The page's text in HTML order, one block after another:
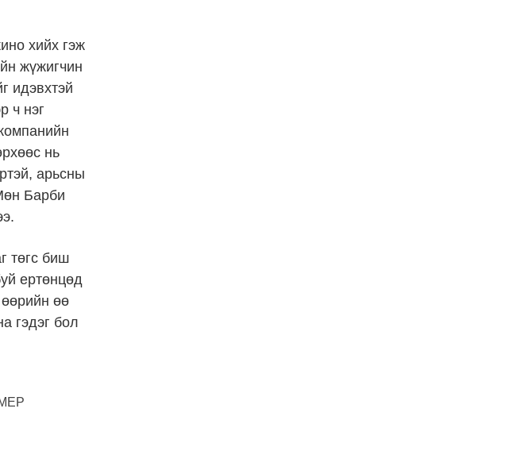
хийх гэж
жүжигчин
идэвхтэй
ч нэг
нь
арьсны
Барби
төгс биш
ертөнцөд
өөрийн өө
гэдэг бол